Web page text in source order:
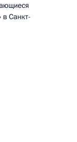
в Санкт-